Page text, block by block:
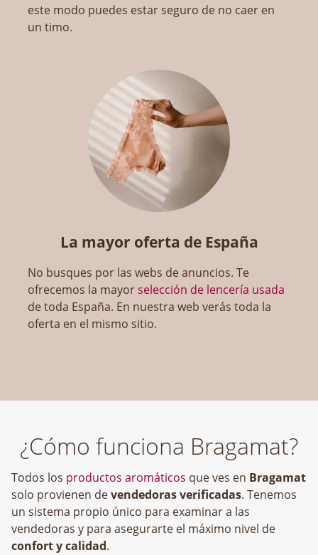
este modo puedes estar seguro de no caer en
un timo.
La mayor oferta de España
No busques por las webs de anuncios. Te
ofrecemos la mayorselección de lencería usada
de toda España. En nuestra web verás toda la
oferta en el mismo sitio.
¿Cómo funciona Bragamat?
Todos los productos aromáticos que ves en Bragamat
solo provienen devendedoras verificadas. Tenemos
un sistema propio único para examinar a las
vendedoras y para asegurarte el máximo nivel de
confort y calidad.